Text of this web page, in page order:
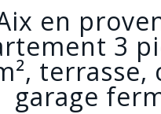
3
terrasse,
garage